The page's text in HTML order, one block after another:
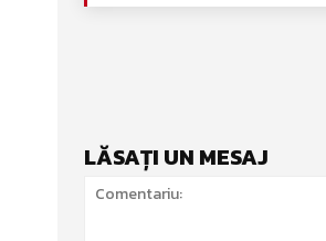
LĂSAȚI UN MESAJ